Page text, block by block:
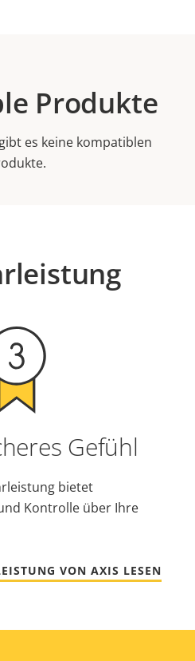
Produkte
es keine kompatiblen
Gefühl
bietet
Kontrolle über Ihre
VON AXIS LESEN